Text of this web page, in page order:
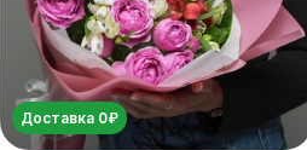
Доставка 0₽